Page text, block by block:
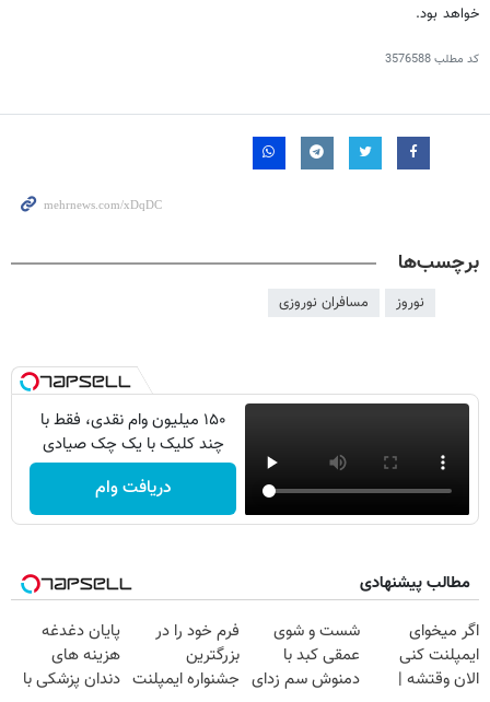
خواهد بود.
کد مطلب3576588
برچسب‌ها
نوروز مسافران نوروزی
۱۵۰ میلیون وام نقدی، فقط با
چند کلیک با یک چک صیادی
دریافت وام
مطالب پیشنهادی
اگر میخوای
ایمپلنت کنی
الان وقتشه |
شست و شوی
عمقی کبد با
دمنوش سم زدای
فرم خود را در
بزرگترین
جشنواره ایمپلنت
پایان دغدغه
هزینه های
دندان پزشکی با